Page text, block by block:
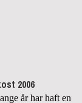
2006
år har haft en